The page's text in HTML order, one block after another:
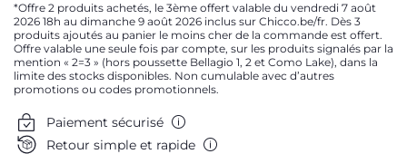
*Offre 2 produits achetés, le 3ème offert valable du vendredi 7 août
2026 18h au dimanche 9 août 2026 inclus sur Chicco.be/fr. Dès 3
produits ajoutés au panier le moins cher de la commande est offert.
Offre valable une seule fois par compte, sur les produits signalés par la
mention « 2=3 » (hors poussette Bellagio 1, 2 et Como Lake), dans la
limite des stocks disponibles. Non cumulable avec d’autres
promotions ou codes promotionnels.
Paiement sécurisé
Retour simple et rapide